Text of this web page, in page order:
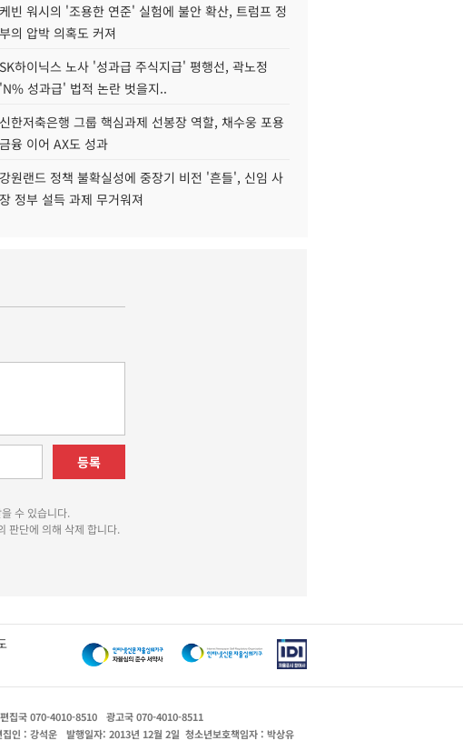
케빈 워시의 '조용한 연준' 실험에 불안 확산, 트럼프 정
부의 압박 의혹도 커져
SK하이닉스 노사 '성과급 주식지급' 평행선, 곽노정
'N% 성과급' 법적 논란 벗을지..
신한저축은행 그룹 핵심과제 선봉장 역할, 채수웅 포용
금융 이어 AX도 성과
강원랜드 정책 불확실성에 중장기 비전 '흔들', 신임 사
장 정부 설득 과제 무거워져
등록
수 있습니다.
판단에 의해 삭제 합니다.
편집국 070-4010-8510
광고국 070-4010-8511
집인 : 강석운 발행일자: 2013년 12월 2일 청소년보호책임자 : 박상유